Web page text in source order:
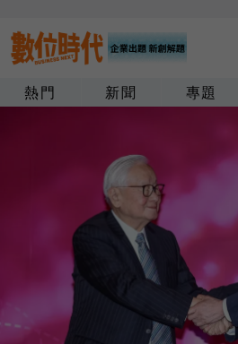
熱門 新聞 專題